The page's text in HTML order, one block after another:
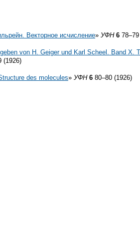
Векторное исчисление» УФН 6
von Н. Geiger und Karl Scheel. Band X.
(1926)
des molecules» УФН 6 80–80 (1926)